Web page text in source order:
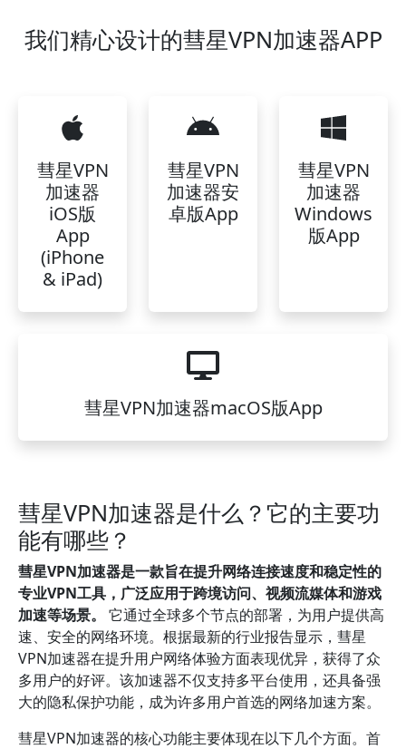
我们精心设计的彗星VPN加速器APP
彗星VPN
加速器
iOS版
App
(iPhone
& iPad)
彗星VPN
加速器安
卓版App
彗星VPN
加速器
Windows
版App
彗星VPN加速器macOS版App
彗星VPN加速器是什么？它的主要功
能有哪些？
彗星VPN加速器是一款旨在提升网络连接速度和稳定性的
专业VPN工具，广泛应用于跨境访问、视频流媒体和游戏
加速等场景。
它通过全球多个节点的部署，为用户提供高
速、安全的网络环境。根据最新的行业报告显示，彗星
VPN加速器在提升用户网络体验方面表现优异，获得了众
多用户的好评。该加速器不仅支持多平台使用，还具备强
大的隐私保护功能，成为许多用户首选的网络加速方案。
彗星VPN加速器的核心功能主要体现在以下几个方面。首